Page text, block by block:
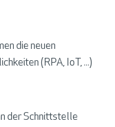
die neuen
(RPA, IoT, ...)
der Schnittstelle